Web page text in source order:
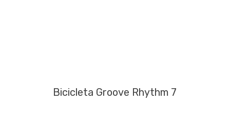
Bicicleta Groove Rhythm 7